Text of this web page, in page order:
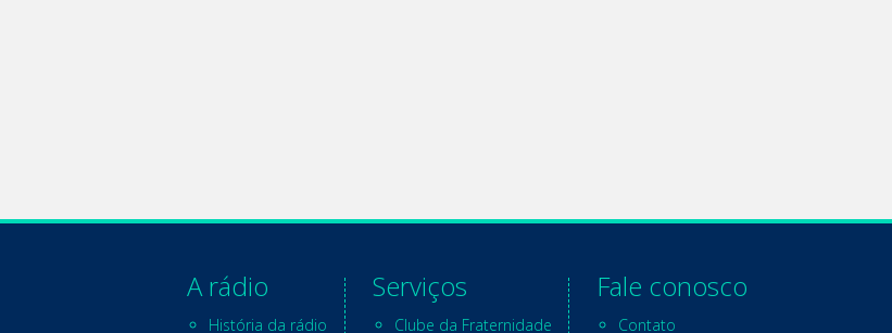
A rádio
História da rádio
Serviços
Clube da Fraternidade
Fale conosco
Contato